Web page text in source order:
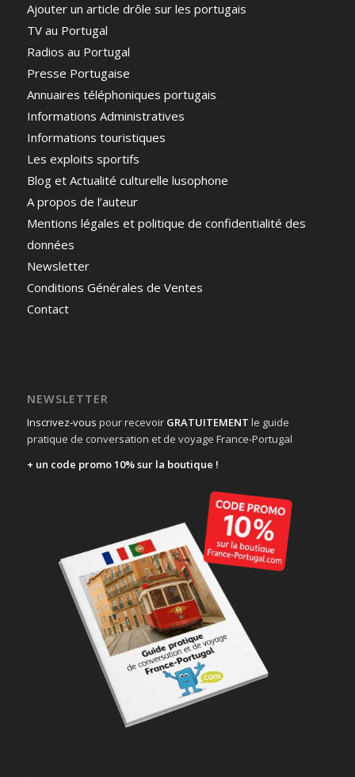
Ajouter un article drôle sur les portugais
TV au Portugal
Radios au Portugal
Presse Portugaise
Annuaires téléphoniques portugais
Informations Administratives
Informations touristiques
Les exploits sportifs
Blog et Actualité culturelle lusophone
A propos de l’auteur
Mentions légales et politique de confidentialité des
données
Newsletter
Conditions Générales de Ventes
Contact
NEWSLETTER
Inscrivez-vous pour recevoir GRATUITEMENT le guide
pratique de conversation et de voyage France-Portugal
+ un code promo 10% sur la boutique !